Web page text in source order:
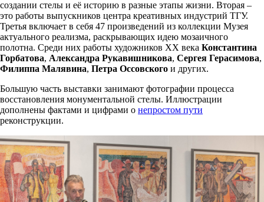
создании стелы и её историю в разные этапы жизни. Вторая –
это работы выпускников центра креативных индустрий ТГУ.
Третья включает в себя 47 произведений из коллекции Музея
актуального реализма, раскрывающих идею мозаичного
полотна. Среди них работы художников ХХ века Константина
Горбатова, Александра Рукавишникова, Сергея Герасимова,
Филиппа Малявина, Петра Оссовского и других.
Большую часть выставки занимают фотографии процесса
восстановления монументальной стелы. Иллюстрации
дополнены фактами и цифрами о непростом пути
реконструкции.